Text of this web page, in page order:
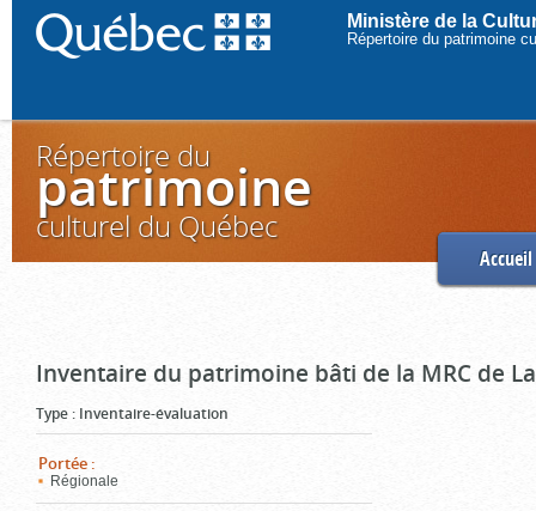
Ministère de la
Répertoire du patrimoine
Répertoire du
patrimoine
culturel du Québec
Accueil
Inventaire du patrimoine bâti de la MRC de
Type : Inventaire-évaluation
Portée :
Régionale